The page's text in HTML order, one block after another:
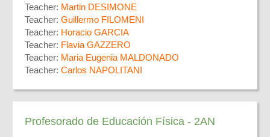
Teacher: Martin DESIMONE
Teacher: Guillermo FILOMENI
Teacher: Horacio GARCIA
Teacher: Flavia GAZZERO
Teacher: Maria Eugenia MALDONADO
Teacher: Carlos NAPOLITANI
Profesorado de Educación Física - 2AN